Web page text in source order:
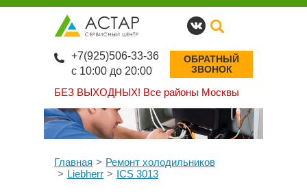
БЕЗ ВЫХОДНЫХ! Все районы Москвы
+7(925)506-33-36
с 10:00 до 20:00
ОБРАТНЫЙ
ЗВОНОК
Главная
Ремонт холодильников
Liebherr
ICS 3013